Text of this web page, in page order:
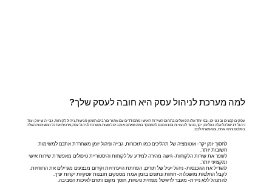
למה מערכת לניהול עסק היא חובה לעסק שלך?
עסקים קטנים ובינוניים, ובמיוחד אלו הפועלים בתחום השירות האישי, מתמודדים עם אתגרים רבים: תזמון פגישות, ניהול לקוחות, גבייה, שיווק ועוד.
ניהול ידני של כל אלה גוזל זמן יקר, מועד לטעויות ומונע מכם להתמקד במה שאתם אוהבים לעשות. מערכת לניהול עסק מרכזת את כל המשימות האלה
בפלטפורמה אחת, ומאפשרת לכם:
לחסוך זמן יקר- אוטומציה של תהליכים כמו תזכורות, גבייה וניהול יומן משחררת אתכם למשימות
חשובות יותר.
לשפר את שירות הלקוחות- גישה מהירה למידע על לקוחות והיסטוריית טיפולים מאפשרת שירות אישי
ומקצועי יותר.
להגדיל את ההכנסות- ניהול יעיל של תורים, הפחתת היעדרויות וקידום מבצעים מגדילים את הרווחיות.
לקבל החלטות מושכלות- דוחות ונתונים בזמן אמת מספקים תובנות עסקיות יקרות ערך.
להתנהל ללא ניירת- מעבר לדיגיטל מפחית טעויות, חוסך מקום ותורם לאיכות הסביבה.